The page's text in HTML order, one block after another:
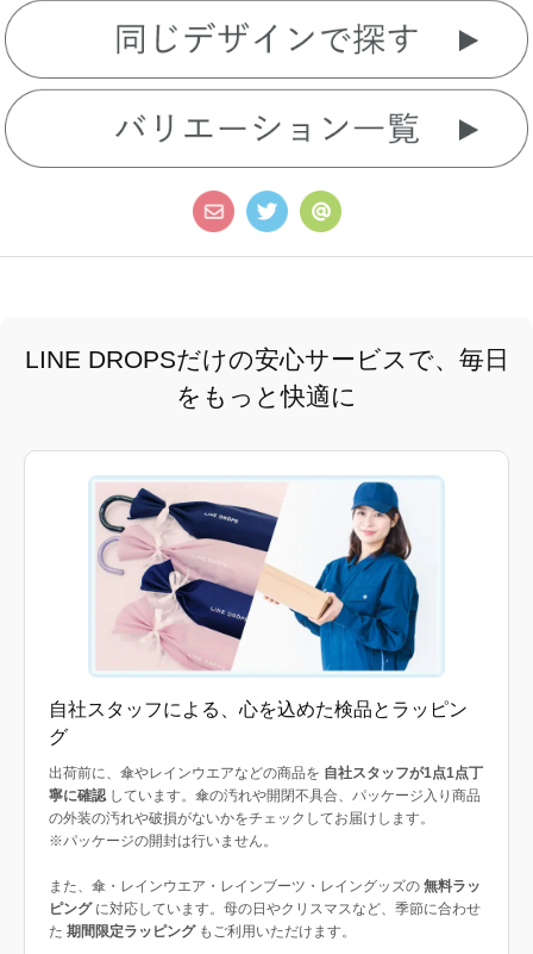
LINE DROPSだけの安心サービスで、毎日
をもっと快適に
自社スタッフによる、心を込めた検品とラッピン
グ
出荷前に、傘やレインウエアなどの商品を 自社スタッフが1点1点丁
寧に確認 しています。傘の汚れや開閉不具合、パッケージ入り商品
の外装の汚れや破損がないかをチェックしてお届けします。
※パッケージの開封は行いません。
また、傘・レインウエア・レインブーツ・レイングッズの 無料ラッ
ピングに対応しています。母の日やクリスマスなど、季節に合わせ
た 期間限定ラッピングもご利用いただけます。